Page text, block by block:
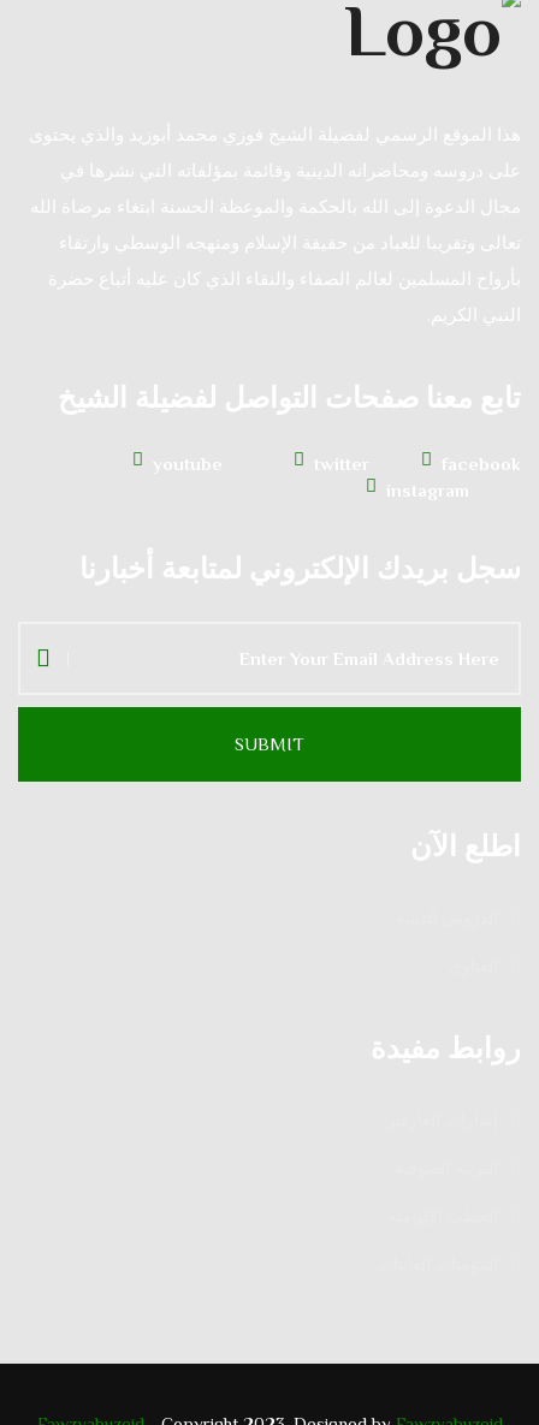
هذا الموقع الرسمي لفضيلة الشيخ فوزي محمد أبوزيد والذي يحتوى
على دروسه ومحاضراته الدينية وقائمة بمؤلفاته التي نشرها في
مجال الدعوة إلى الله بالحكمة والموعظة الحسنة ابتغاء مرضاة الله
تعالى وتقريبا للعباد من حقيقة الإسلام ومنهجه الوسطي وارتقاء
بأرواح المسلمين لعالم الصفاء والنقاء الذي كان عليه أتباع حضرة
النبي الكريم.
تابع معنا صفحات التواصل لفضيلة الشيخ
facebook
twitter
youtube
instagram
سجل بريدك الإلكتروني لمتابعة أخبارنا
اطلع الآن
روابط مفيدة